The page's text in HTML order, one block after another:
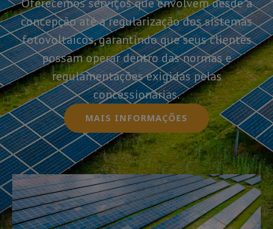
concepção até a regularização dos sistemas
fotovoltaicos, garantindo que seus clientes
possam operar dentro das normas e
regulamentações exigidas pelas
concessionárias.
MAIS INFORMAÇÕES